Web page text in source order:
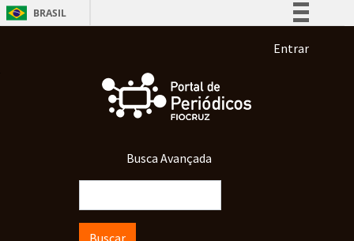
Pular para o conteúdo principal
BRASIL
Participe
Acesso à informação
Menu de
Entrar
Busca Avançada